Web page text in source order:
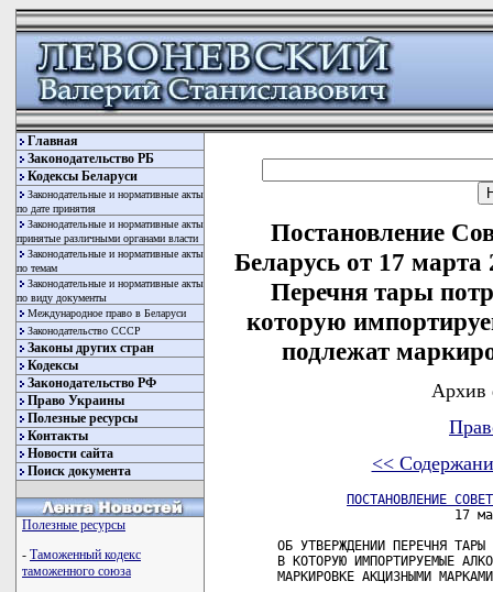
Главная
Законодательство РБ
Кодексы Беларуси
Законодательные и нормативные акты
по дате принятия
Законодательные и нормативные акты
принятые различными органами власти
Законодательные и нормативные акты
по темам
Законодательные и нормативные акты
по виду документы
Международное право в Беларуси
Законодательство СССР
Законы других стран
Кодексы
Законодательство РФ
Право Украины
Полезные ресурсы
Контакты
Новости сайта
Поиск документа
Полезные ресурсы
- Таможенный кодекс
таможенного союза
Постановление
Беларусь от 17
Перечня тары
которую
подлежат
Архив
<<
ПОСТАНОВЛЕНИЕ
17
ОБ УТВЕРЖДЕНИИ ПЕРЕЧНЯ
В КОТОРУЮ ИМПОРТИРУЕМЫЕ
МАРКИРОВКЕ АКЦИЗНЫМИ МАРКАМИ